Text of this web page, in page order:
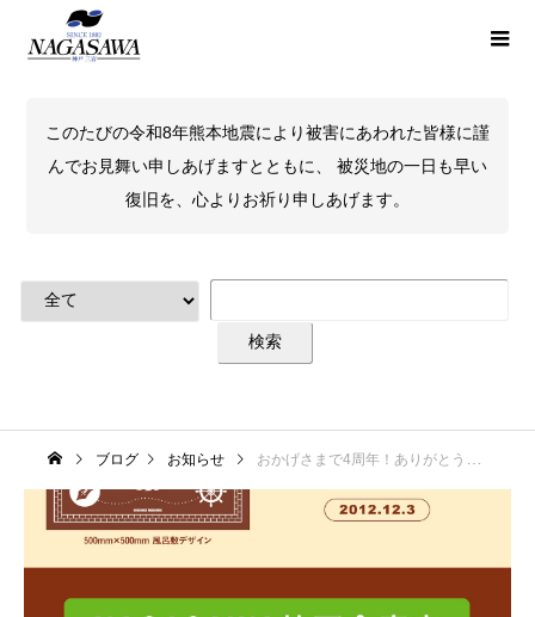
このたびの令和8年熊本地震により被害にあわれた皆様に謹
んでお見舞い申しあげますとともに、 被災地の一日も早い
復旧を、心よりお祈り申しあげます。
ブログ お知らせ おかげさまで4周年！ありがとうございます！！NAGASAWA神戸煉瓦倉庫店